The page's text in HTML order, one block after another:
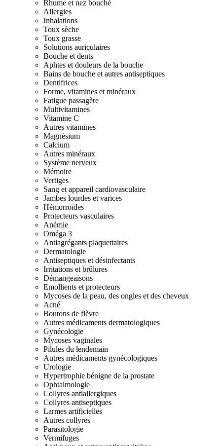
Rhume et nez bouché
Allergies
Inhalations
Toux sèche
Toux grasse
Solutions auriculaires
Bouche et dents
Aphtes et douleurs de la bouche
Bains de bouche et autres antiseptiques
Dentifrices
Forme, vitamines et minéraux
Fatigue passagère
Multivitamines
Vitamine C
Autres vitamines
Magnésium
Calcium
Autres minéraux
Système nerveux
Mémoire
Vertiges
Sang et appareil cardiovasculaire
Jambes lourdes et varices
Hémorroïdes
Protecteurs vasculaires
Anémie
Oméga 3
Antiagrégants plaquettaires
Dermatologie
Antiseptiques et désinfectants
Irritations et brûlures
Démangeaisons
Emollients et protecteurs
Mycoses de la peau, des ongles et des cheveux
Acné
Boutons de fièvre
Autres médicaments dermatologiques
Gynécologie
Mycoses vaginales
Pilules du lendemain
Autres médicaments gynécologiques
Urologie
Hypertrophie bénigne de la prostate
Ophtalmologie
Collyres antiallergiques
Collyres antiseptiques
Larmes artificielles
Autres collyres
Parasitologie
Vermifuges